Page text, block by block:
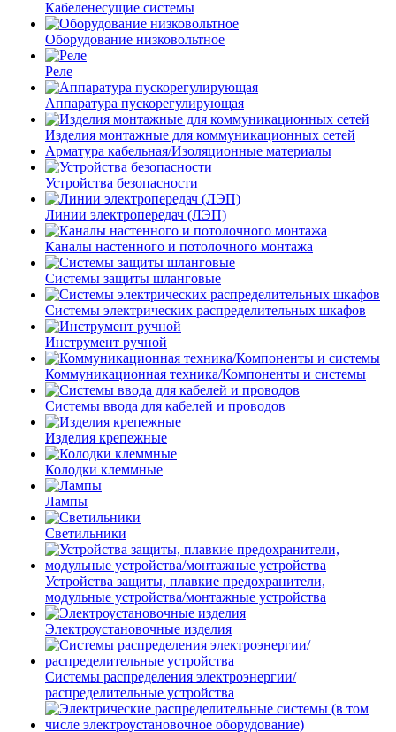
Кабеленесущие системы
Оборудование низковольтное
Реле
Аппаратура пускорегулирующая
Изделия монтажные для коммуникационных сетей
Арматура кабельная/Изоляционные материалы
Устройства безопасности
Линии электропередач (ЛЭП)
Каналы настенного и потолочного монтажа
Системы защиты шланговые
Системы электрических распределительных шкафов
Инструмент ручной
Коммуникационная техника/Компоненты и системы
Системы ввода для кабелей и проводов
Изделия крепежные
Колодки клеммные
Лампы
Светильники
Устройства защиты, плавкие предохранители,
модульные устройства/монтажные устройства
Электроустановочные изделия
Системы распределения электроэнергии/
распределительные устройства